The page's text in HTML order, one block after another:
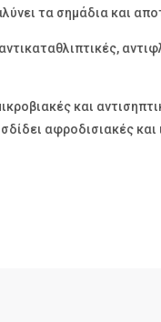
τα σημάδια και
και
αφροδισιακές και